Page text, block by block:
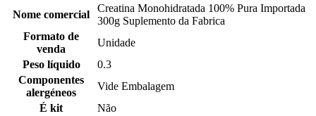
Nome comercial
Creatina Monohidratada 100% Pura Importada
300g Suplemento da Fabrica
Formato de
venda
Unidade
Peso líquido
0.3
Componentes
alergéneos
Vide Embalagem
É kit
Não